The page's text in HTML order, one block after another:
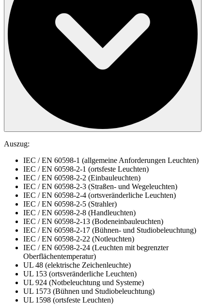
Auszug:
IEC / EN 60598-1 (allgemeine Anforderungen Leuchten)
IEC / EN 60598-2-1 (ortsfeste Leuchten)
IEC / EN 60598-2-2 (Einbauleuchten)
IEC / EN 60598-2-3 (Straßen- und Wegeleuchten)
IEC / EN 60598-2-4 (ortsveränderliche Leuchten)
IEC / EN 60598-2-5 (Strahler)
IEC / EN 60598-2-8 (Handleuchten)
IEC / EN 60598-2-13 (Bodeneinbauleuchten)
IEC / EN 60598-2-17 (Bühnen- und Studiobeleuchtung)
IEC / EN 60598-2-22 (Notleuchten)
IEC / EN 60598-2-24 (Leuchten mit begrenzter
Oberflächentemperatur)
UL 48 (elektrische Zeichenleuchte)
UL 153 (ortsveränderliche Leuchten)
UL 924 (Notbeleuchtung und Systeme)
UL 1573 (Bühnen und Studiobeleuchtung)
UL 1598 (ortsfeste Leuchten)